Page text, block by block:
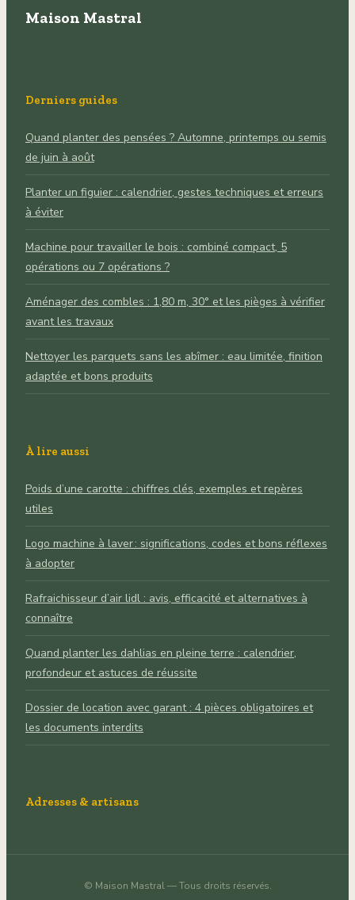
Maison Mastral
Derniers guides
Quand planter des pensées ? Automne, printemps ou semis
de juin à août
Planter un figuier : calendrier, gestes techniques et erreurs
à éviter
Machine pour travailler le bois : combiné compact, 5
opérations ou 7 opérations ?
Aménager des combles : 1,80 m, 30° et les pièges à vérifier
avant les travaux
Nettoyer les parquets sans les abîmer : eau limitée, finition
adaptée et bons produits
À lire aussi
Poids d’une carotte : chiffres clés, exemples et repères
utiles
Logo machine à laver : significations, codes et bons réflexes
à adopter
Rafraichisseur d’air lidl : avis, efficacité et alternatives à
connaître
Quand planter les dahlias en pleine terre : calendrier,
profondeur et astuces de réussite
Dossier de location avec garant : 4 pièces obligatoires et
les documents interdits
Adresses & artisans
© Maison Mastral— Tous droits réservés.